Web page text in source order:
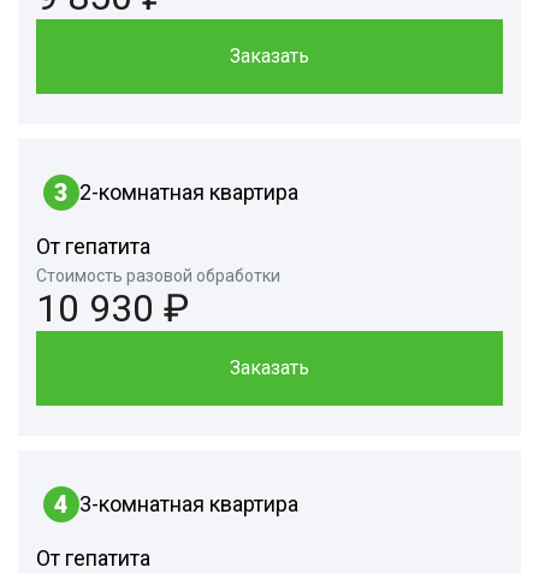
Заказать
3 2-комнатная квартира
От гепатита
Стоимость разовой обработки
10 930 ₽
Заказать
4 3-комнатная квартира
От гепатита